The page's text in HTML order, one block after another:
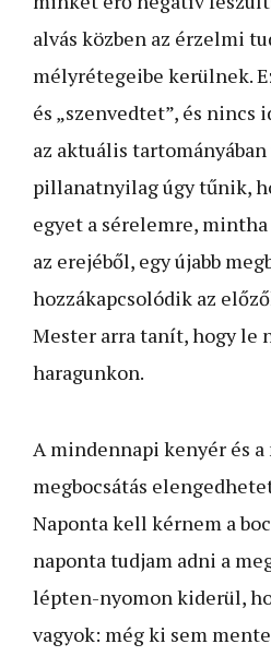
alvás közben az érzelmi
mélyrétegeibe kerülnek.
és „szenvedtet”, és
az aktuális
pillanatnyilag úgy tűnik,
egyet a sérelemre,
az erejéből, egy újabb
hozzákapcsolódik az
Mester arra tanít, hogy le
haragunkon.
A mindennapi kenyér és
megbocsátás
Naponta kell kérnem a
naponta tudjam adni a
lépten-nyomon kiderül,
vagyok: még ki sem